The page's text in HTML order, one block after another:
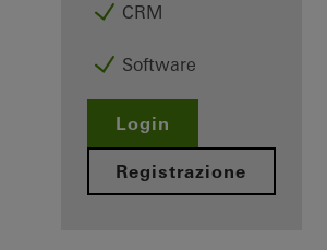
CRM
Software
Login
Registrazione